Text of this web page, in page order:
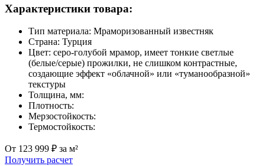
Характеристики товара:
Тип материала: Мраморизованный известняк
Страна: Турция
Цвет: серо-голубой мрамор, имеет тонкие светлые
(белые/серые) прожилки, не слишком контрастные,
создающие эффект «облачной» или «туманообразной»
текстуры
Толщина, мм:
Плотность:
Мерзостойкость:
Термостойкость:
От 123 999 ₽ за м²
Получить расчет